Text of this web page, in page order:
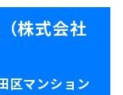
株式会社
区マンション